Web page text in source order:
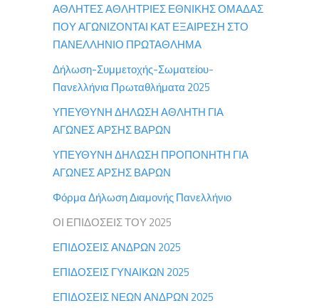
ΑΘΛΗΤΕΣ ΑΘΛΗΤΡΙΕΣ ΕΘΝΙΚΗΣ ΟΜΑΔΑΣ
ΠΟΥ ΑΓΩΝΙΖΟΝΤΑΙ ΚΑΤ ΕΞΑΙΡΕΣΗ ΣΤΟ
ΠΑΝΕΛΛΗΝΙΟ ΠΡΩΤΑΘΛΗΜΑ
Δήλωση-Συμμετοχής-Σωματείου-
Πανελλήνια Πρωταθλήματα 2025
ΥΠΕΥΘΥΝΗ ΔΗΛΩΣΗ ΑΘΛΗΤΗ ΓΙΑ
ΑΓΩΝΕΣ ΑΡΣΗΣ ΒΑΡΩΝ
ΥΠΕΥΘΥΝΗ ΔΗΛΩΣΗ ΠΡΟΠΟΝΗΤΗ ΓΙΑ
ΑΓΩΝΕΣ ΑΡΣΗΣ ΒΑΡΩΝ
Φόρμα Δήλωση Διαμονής Πανελλήνιο
ΟΙ ΕΠΙΔΟΣΕΙΣ ΤΟΥ 2025
ΕΠΙΔΟΣΕΙΣ ΑΝΔΡΩΝ 2025
ΕΠΙΔΟΣΕΙΣ ΓΥΝΑΙΚΩΝ 2025
ΕΠΙΔΟΣΕΙΣ ΝΕΩΝ ΑΝΔΡΩΝ 2025